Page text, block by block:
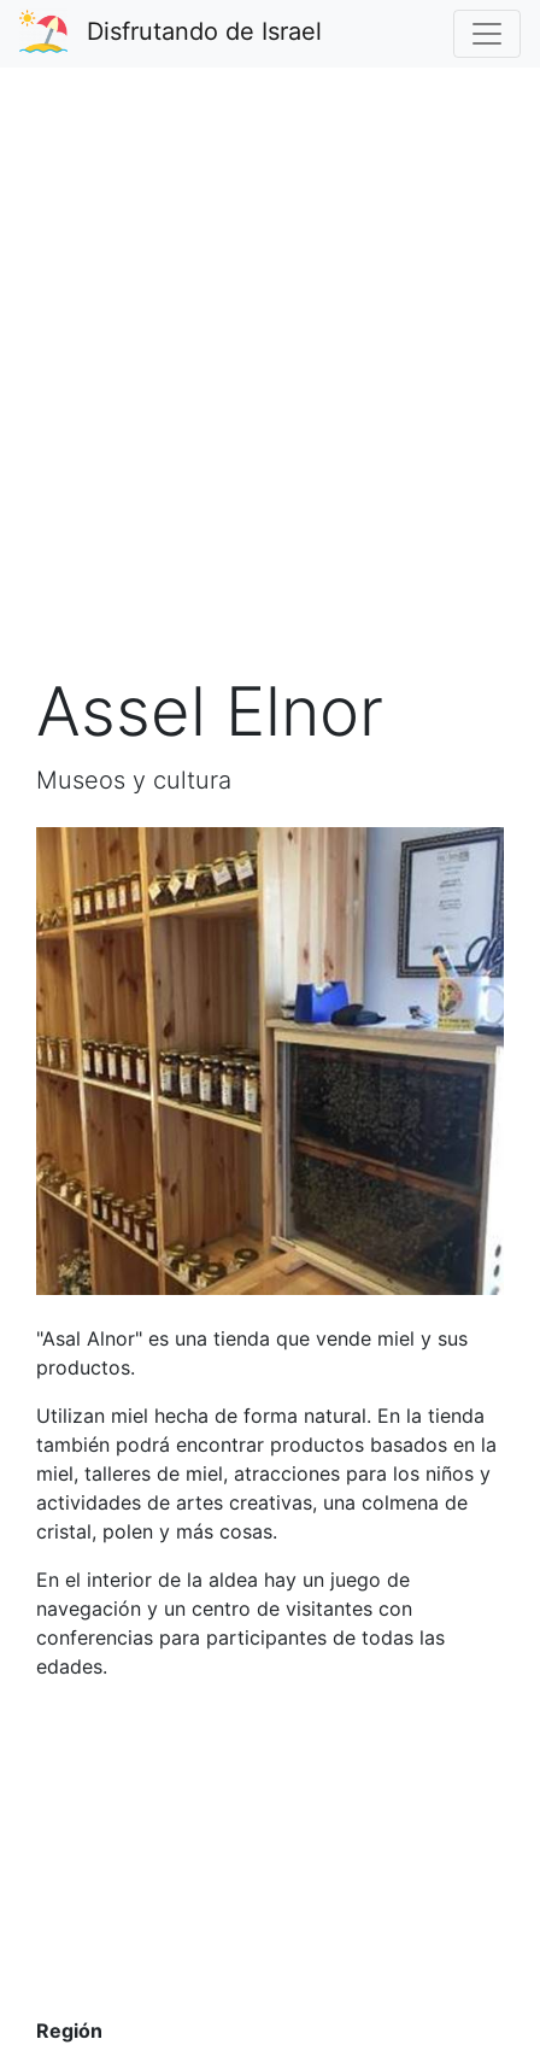
Disfrutando de Israel
Assel Elnor
Museos y cultura
"Asal Alnor" es una tienda que vende miel y sus
productos.
Utilizan miel hecha de forma natural. En la tienda
también podrá encontrar productos basados en la
miel, talleres de miel, atracciones para los niños y
actividades de artes creativas, una colmena de
cristal, polen y más cosas.
En el interior de la aldea hay un juego de
navegación y un centro de visitantes con
conferencias para participantes de todas las
edades.
Región